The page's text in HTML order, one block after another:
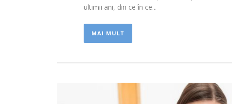
ultimii ani, din ce în ce...
MAI MULT